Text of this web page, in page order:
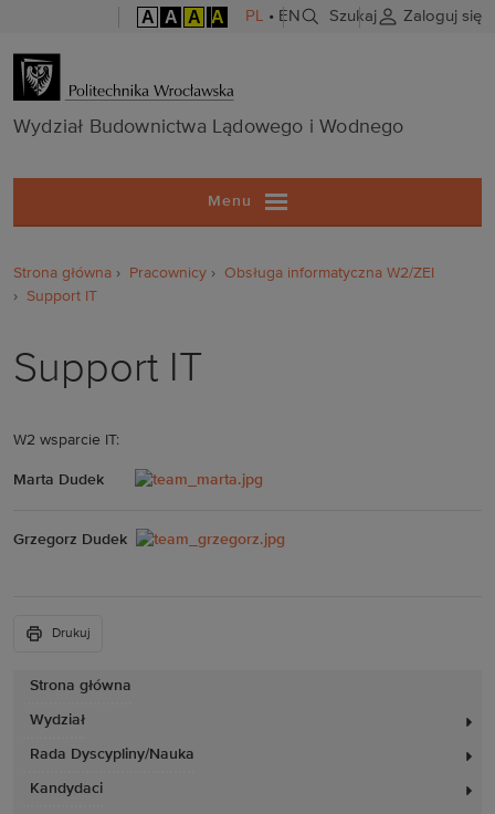
A A A A PL • EN Szukaj Zaloguj się
Wydział
Wydział Budownictwa Lądowego i Wodnego
Menu
Strona główna
Wydział
Rada Dyscypliny/Nauka
Kandydaci
Strona główna Pracownicy
Obsługa informatyczna W2/ZEI
Support IT
Support IT
W2 wsparcie IT:
Marta Dudek
Grzegorz Dudek
Drukuj